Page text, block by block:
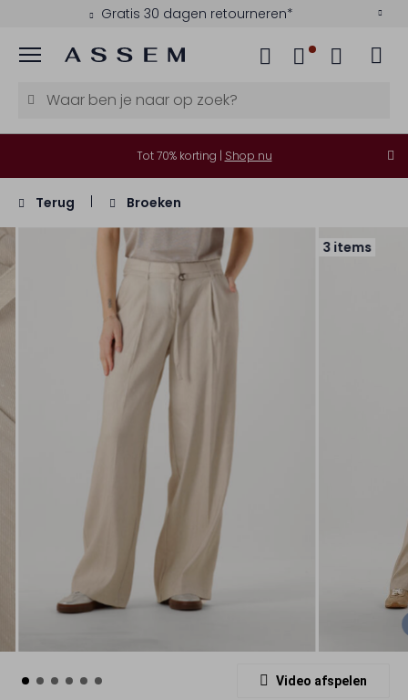
Gratis 30 dagen retourneren*
Menu
Tot 70% korting | Shop nu
Terug Broeken
3 items
Video afspelen